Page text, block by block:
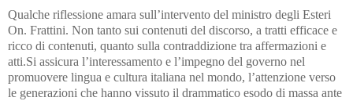
Qualche riflessione amara sull’intervento del ministro degli Esteri
On. Frattini. Non tanto sui contenuti del discorso, a tratti efficace e
ricco di contenuti, quanto sulla contraddizione tra affermazioni e
atti.Si assicura l’interessamento e l’impegno del governo nel
promuovere lingua e cultura italiana nel mondo, l’attenzione verso
le generazioni che hanno vissuto il drammatico esodo di massa ante